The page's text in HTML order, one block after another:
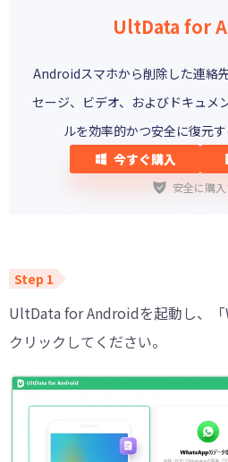
UltData for
Androidスマホから削除した連絡
セージ、ビデオ、およびドキュメ
ルを効率的かつ安全に復元す
今すぐ購入
安全に購入
UltData for Androidを起動し、「
クリックしてください。